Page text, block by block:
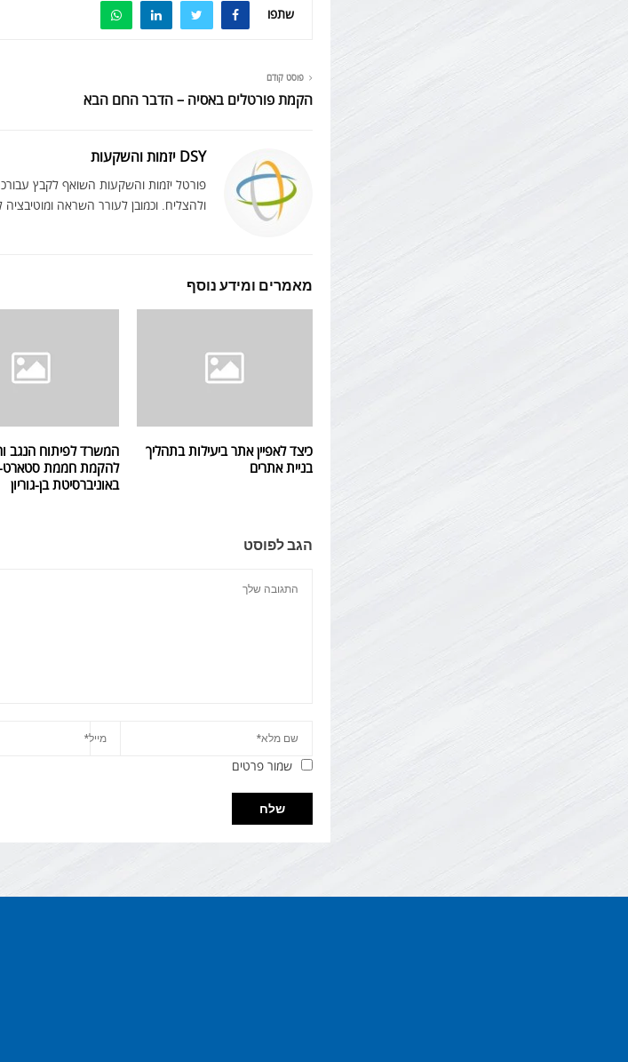
שתפו
פוסט קודם
הקמת פורטלים באסיה – הדבר החם הבא
DSY יזמות והשקעות
פורטל יזמות והשקעות השואף לקבץ
ולהצליח. וכמובן לעורר השראה
מאמרים ומידע נוסף
כיצד לאפיין אתר ביעילות בתהליך
בניית אתרים
המשרד לפיתוח הנגב
להקמת חממת
באוניברסיטת בן-גוריון
הגב לפוסט
שמור פרטים